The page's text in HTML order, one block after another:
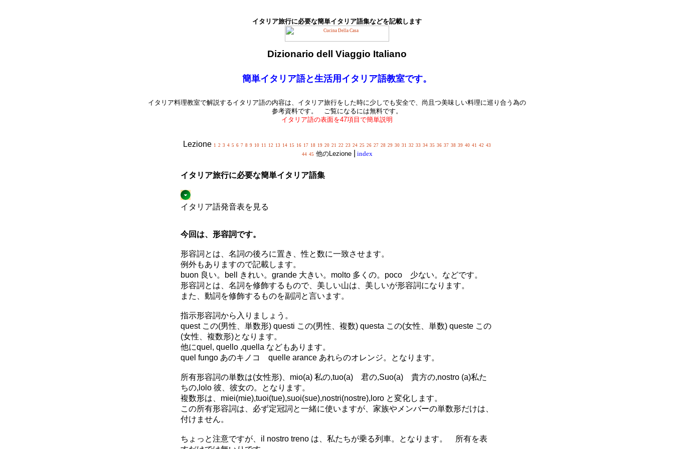
イタリア旅行に必要な簡単イタリア語集などを記載します
Dizionario dell Viaggio Italiano
簡単イタリア語と生活用イタリア語教室です。
イタリア料理教室で解説するイタリア語の内容は、イタリア旅行をした時に少しでも安全で、尚且つ美味しい料理に巡り合う為の
参考資料です。 ご覧になるには無料です。
イタリア語の表面を47項目で簡単説明
Lezione 1 2 3 4 5 6 7 8 9 10 11 12 13 14 15 16 17 18 19 20 21 22 23 24 25 26 27 28 29 30 31 32 33 34 35 36 37 38 39 40 41 42 43
44 45 他のLezione| index
イタリア旅行に必要な簡単イタリア語集
イタリア語発音表を見る
今回は、形容詞です。
形容詞とは、名詞の後ろに置き、性と数に一致させます。
例外もありますので記載します。
buon 良い。bell きれい。grande 大きい。molto 多くの。poco 少ない。などです。
形容詞とは、名詞を修飾するもので、美しい山は、美しいが形容詞になります。
また、動詞を修飾するものを副詞と言います。
指示形容詞から入りましょう。
quest この(男性、単数形) questi この(男性、複数) questa この(女性、単数) queste この
(女性、複数形)となります。
他にquel, quello ,quella などもあります。
quel fungo あのキノコ quelle arance あれらのオレンジ。となります。
所有形容詞の単数は(女性形)、mio(a) 私の,tuo(a) 君の,Suo(a) 貴方の,nostro (a)私た
ちの,lolo 彼、彼女の。となります。
複数形は、miei(mie),tuoi(tue),suoi(sue),nostri(nostre),loro と変化します。
この所有形容詞は、必ず定冠詞と一緒に使いますが、家族やメンバーの単数形だけは、
付けません。
ちょっと注意ですが、il nostro treno は、私たちが乗る列車。となります。 所有を表